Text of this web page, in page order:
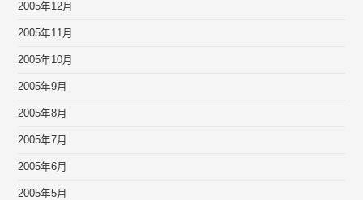
2005年12月
2005年11月
2005年10月
2005年9月
2005年8月
2005年7月
2005年6月
2005年5月